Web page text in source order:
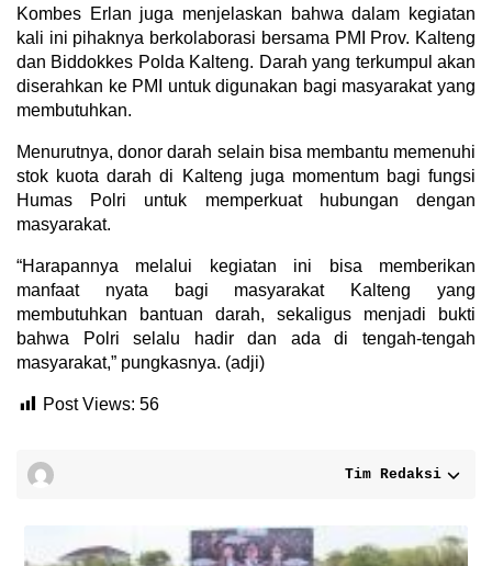
Kombes Erlan juga menjelaskan bahwa dalam kegiatan
kali ini pihaknya berkolaborasi bersama PMI Prov. Kalteng
dan Biddokkes Polda Kalteng. Darah yang terkumpul akan
diserahkan ke PMI untuk digunakan bagi masyarakat yang
membutuhkan.
Menurutnya, donor darah selain bisa membantu memenuhi
stok kuota darah di Kalteng juga momentum bagi fungsi
Humas Polri untuk memperkuat hubungan dengan
masyarakat.
“Harapannya melalui kegiatan ini bisa memberikan
manfaat nyata bagi masyarakat Kalteng yang
membutuhkan bantuan darah, sekaligus menjadi bukti
bahwa Polri selalu hadir dan ada di tengah-tengah
masyarakat,” pungkasnya. (adji)
Post Views: 56
Tim Redaksi